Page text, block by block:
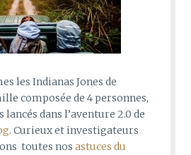
les Indianas Jones de
composée de 4 personnes,
dans l’aventure 2.0 de
. Curieux et investigateurs
toutes nosastuces du